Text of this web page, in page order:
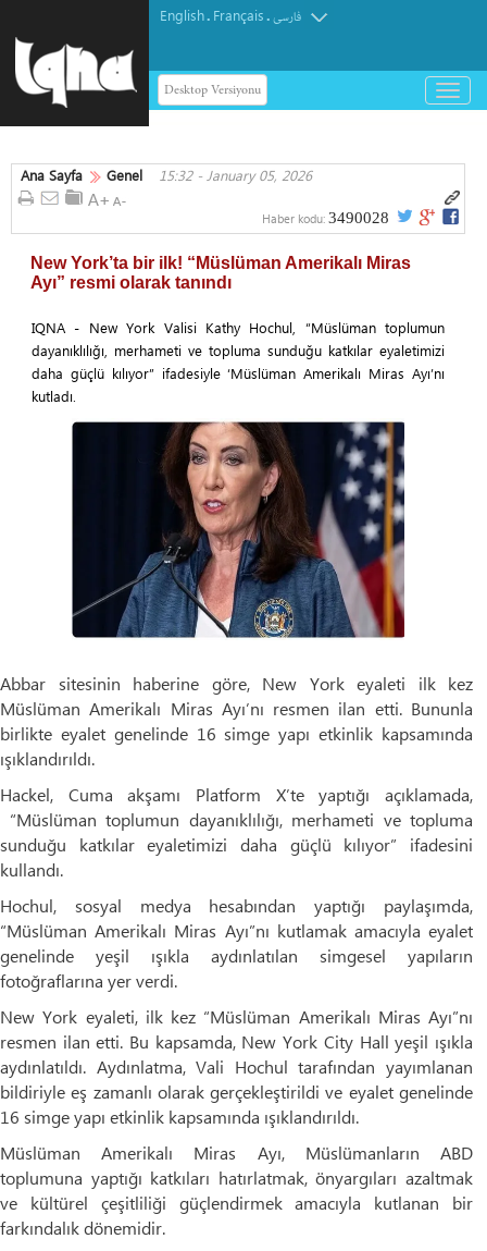
English. Français.فارسی
Desktop Versiyonu
باز
و
کردن
Ana Sayfa Genel 15:32 - January 05, 2026
Haber kodu: 3490028
New York’ta bir ilk! “Müslüman Amerikalı Miras
Ayı” resmi olarak tanındı
IQNA - New York Valisi Kathy Hochul, “Müslüman toplumun
dayanıklılığı, merhameti ve topluma sunduğu katkılar eyaletimizi
daha güçlü kılıyor” ifadesiyle ‘Müslüman Amerikalı Miras Ayı’nı
kutladı.
Abbar sitesinin haberine göre, New York eyaleti ilk kez
Müslüman Amerikalı Miras Ayı’nı resmen ilan etti. Bununla
birlikte eyalet genelinde 16 simge yapı etkinlik kapsamında
ışıklandırıldı.
Hackel, Cuma akşamı Platform X’te yaptığı açıklamada,
“Müslüman toplumun dayanıklılığı, merhameti ve topluma
sunduğu katkılar eyaletimizi daha güçlü kılıyor” ifadesini
kullandı.
Hochul, sosyal medya hesabından yaptığı paylaşımda,
“Müslüman Amerikalı Miras Ayı”nı kutlamak amacıyla eyalet
genelinde yeşil ışıkla aydınlatılan simgesel yapıların
fotoğraflarına yer verdi.
New York eyaleti, ilk kez “Müslüman Amerikalı Miras Ayı”nı
resmen ilan etti. Bu kapsamda, New York City Hall yeşil ışıkla
aydınlatıldı. Aydınlatma, Vali Hochul tarafından yayımlanan
bildiriyle eş zamanlı olarak gerçekleştirildi ve eyalet genelinde
16 simge yapı etkinlik kapsamında ışıklandırıldı.
Müslüman Amerikalı Miras Ayı, Müslümanların ABD
toplumuna yaptığı katkıları hatırlatmak, önyargıları azaltmak
ve kültürel çeşitliliği güçlendirmek amacıyla kutlanan bir
farkındalık dönemidir.